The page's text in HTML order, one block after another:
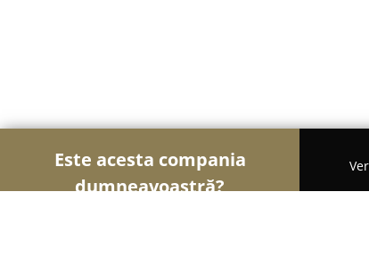
Este acesta compania
dumneavoastră?